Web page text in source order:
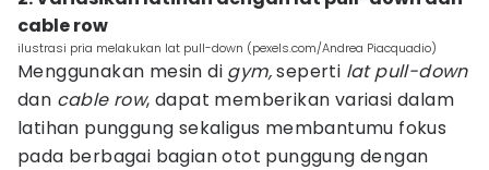
cable row
ilustrasi pria melakukan lat pull-down (pexels.com/Andrea Piacquadio)
Menggunakan mesin di gym,seperti lat pull-down
dan cable row, dapat memberikan variasi dalam
latihan punggung sekaligus membantumu fokus
pada berbagai bagian otot punggung dengan